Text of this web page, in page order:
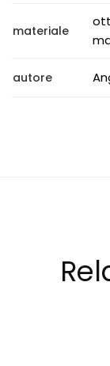
materiale
autore